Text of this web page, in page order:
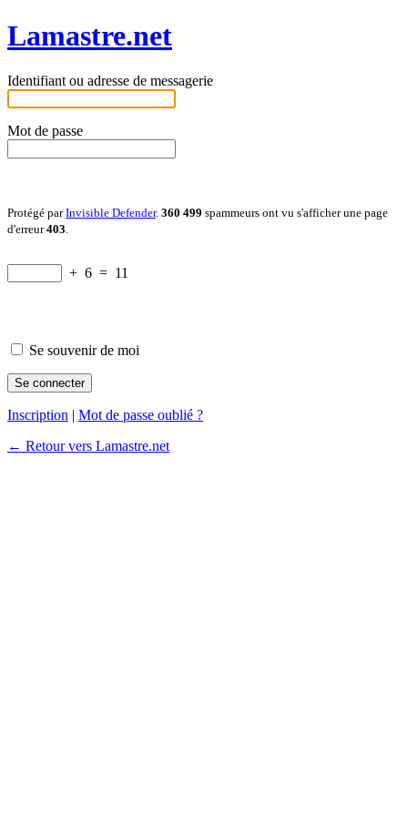
Lamastre.net
Identifiant ou adresse de messagerie
Mot de passe
Protégé parInvisible Defender. 360 499 spammeurs ont vu s'afficher une page
d'erreur403
+ 6 = 11
Se souvenir de moi
Inscription | Mot de passe oublié ?
← Retour vers Lamastre.net